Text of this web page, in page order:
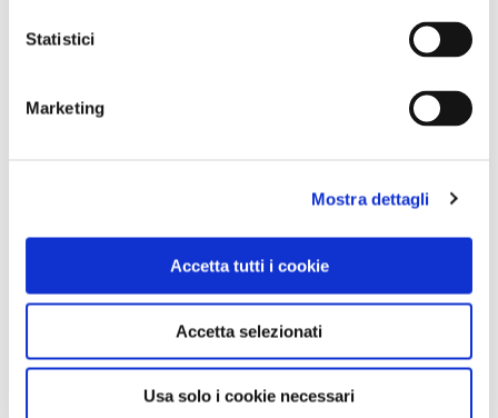
Statistici
Marketing
Mostra dettagli
Accetta tutti i cookie
Accetta selezionati
Usa solo i cookie necessari